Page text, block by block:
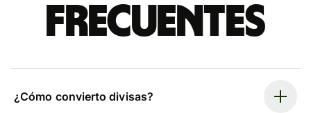
frecuentes
¿Cómo convierto divisas?